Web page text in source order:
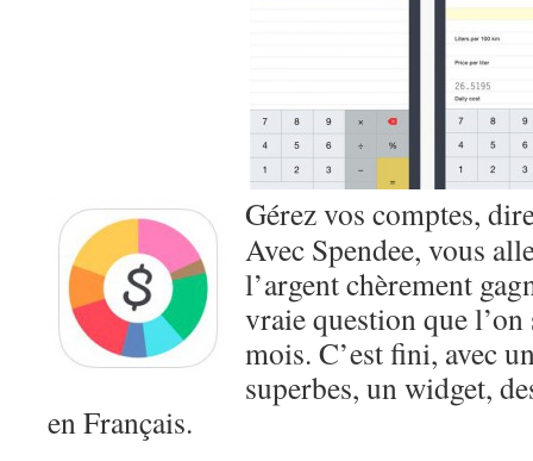
Gérez vos comptes,
Avec Spendee, vous
l’argent chèrement
vraie question que l’on
mois. C’est fini, avec
superbes, un widget,
en Français.